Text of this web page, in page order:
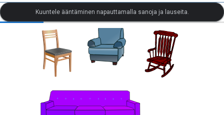
KÄYTÄNNÖSSÄ PUHUMINEN KÄYTÄNNÖSSÄ
Kuuntele ääntäminen napauttamalla sanoja ja lauseita.